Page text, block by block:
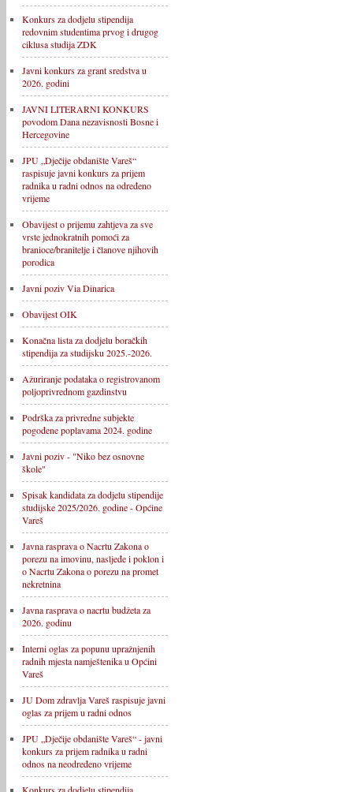
Konkurs za dodjelu stipendija
redovnim studentima prvog i drugog
ciklusa studija ZDK
Javni konkurs za grant sredstva u
2026. godini
JAVNI LITERARNI KONKURS
povodom Dana nezavisnosti Bosne i
Hercegovine
JPU „Dječije obdanište Vareš“
raspisuje javni konkurs za prijem
radnika u radni odnos na određeno
vrijeme
Obavijest o prijemu zahtjeva za sve
vrste jednokratnih pomoći za
branioce/branitelje i članove njihovih
porodica
Javni poziv Via Dinarica
Obavijest OIK
Konačna lista za dodjelu boračkih
stipendija za studijsku 2025.-2026.
Ažuriranje podataka o registrovanom
poljoprivrednom gazdinstvu
Podrška za privredne subjekte
pogođene poplavama 2024. godine
Javni poziv - "Niko bez osnovne
škole"
Spisak kandidata za dodjelu stipendije
studijske 2025/2026. godine - Općine
Vareš
Javna rasprava o Nacrtu Zakona o
porezu na imovinu, nasljeđe i poklon i
o Nacrtu Zakona o porezu na promet
nekretnina
Javna rasprava o nacrtu budžeta za
2026. godinu
Interni oglas za popunu upražnjenih
radnih mjesta namještenika u Općini
Vareš
JU Dom zdravlja Vareš raspisuje javni
oglas za prijem u radni odnos
JPU „Dječije obdanište Vareš“ - javni
konkurs za prijem radnika u radni
odnos na neodređeno vrijeme